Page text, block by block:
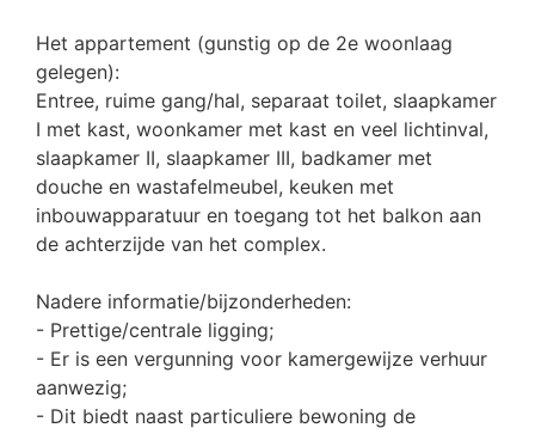
Het appartement (gunstig op de 2e woonlaag
gelegen):
Entree, ruime gang/hal, separaat toilet, slaapkamer
I met kast, woonkamer met kast en veel lichtinval,
slaapkamer II, slaapkamer III, badkamer met
douche en wastafelmeubel, keuken met
inbouwapparatuur en toegang tot het balkon aan
de achterzijde van het complex.
Nadere informatie/bijzonderheden:
- Prettige/centrale ligging;
- Er is een vergunning voor kamergewijze verhuur
aanwezig;
- Dit biedt naast particuliere bewoning de